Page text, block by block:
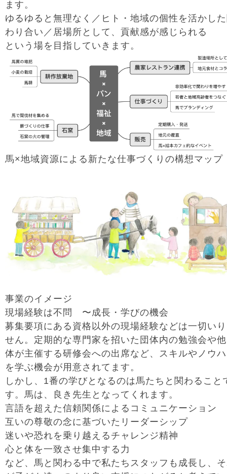
ます。
ゆるゆると無理なく／ヒト・地域の個性を活かし
わり合い／居場所として、貢献感が感じられる
という場を目指していきます。
馬×地域資源による新たな仕事づくりの構想マップ
事業のイメージ
現場経験は不問 〜成長・学びの機会
募集要項にある資格以外の現場経験などは一切い
せん。定期的な専門家を招いた団体内の勉強会や
体が主催する研修会への出席など、スキルやノウ
を学ぶ機会が用意されてます。
しかし、1番の学びとなるのは馬たちと関わること
す。馬は、良き先生となってくれます。
言語を超えた信頼関係によるコミュニケーション
互いの尊敬の念に基づいたリーダーシップ
迷いや恐れを乗り越えるチャレンジ精神
心と体を一致させ集中する力
など、馬と関わる中で私たちスタッフも成長し、